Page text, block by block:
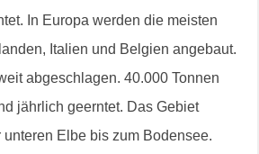
In Europa werden die meisten
Italien und Belgien angebaut.
abgeschlagen. 40.000 Tonnen
jährlich geerntet. Das Gebiet
Elbe bis zum Bodensee.